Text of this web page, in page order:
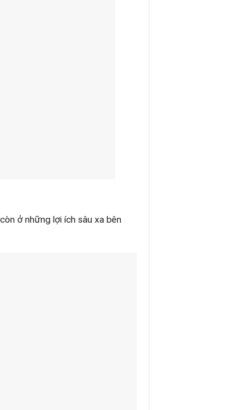
ở những lợi ích sâu xa bên